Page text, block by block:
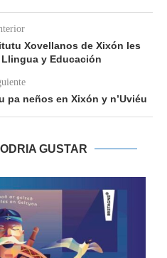
Xovellanos de Xixón les
y Educación
pa neños en Xixón y n’Uviéu
GUSTAR